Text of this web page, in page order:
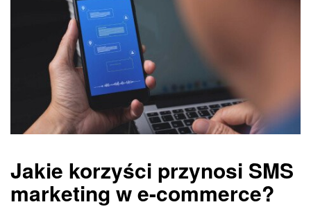
Jakie korzyści przynosi SMS
marketing w e-commerce?